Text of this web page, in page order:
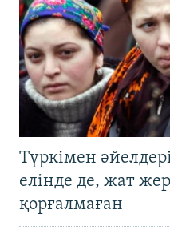
Түркімен
елінде де, жат
қорғалмаған